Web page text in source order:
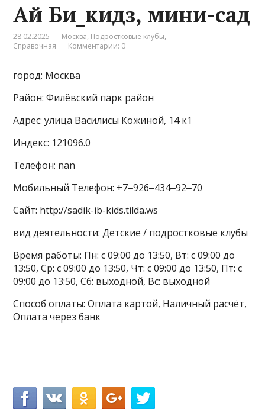
Ай Би_кидз, мини-сад
28.02.2025 Москва, Подростковые клубы,
Справочная
Комментарии: 0
город: Москва
Район: Филёвский парк район
Адрес: улица Василисы Кожиной, 14 к1
Индекс: 121096.0
Телефон: nan
Мобильный Телефон: +7‒926‒434‒92‒70
Сайт: http://sadik-ib-kids.tilda.ws
вид деятельности: Детские / подростковые клубы
Время работы: Пн: с 09:00 до 13:50, Вт: с 09:00 до
13:50, Ср: с 09:00 до 13:50, Чт: с 09:00 до 13:50, Пт: с
09:00 до 13:50, Сб: выходной, Вс: выходной
Способ оплаты: Оплата картой, Наличный расчёт,
Оплата через банк